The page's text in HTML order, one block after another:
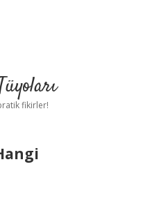
fikirler!